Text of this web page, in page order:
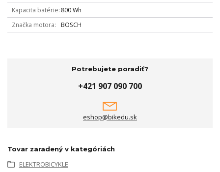
Kapacita batérie 800 Wh
Značka motora
BOSCH
Potrebujete poradiť?
+421 907 090 700
eshop@bikedu.sk
Tovar zaradený v kategóriách
ELEKTROBICYKLE